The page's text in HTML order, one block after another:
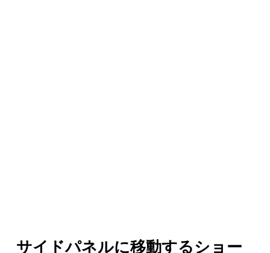
サイドパネルに移動するショー